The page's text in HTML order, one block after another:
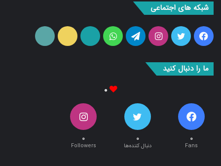
شبکه های اجتماعی
فیس
توییتر اینستاگرامتلگرام واتس
آپارات ایتا
ما را دنبال کنید
۰
۰
Fans
۰
دنبال کننده‌ها
۰
Followers